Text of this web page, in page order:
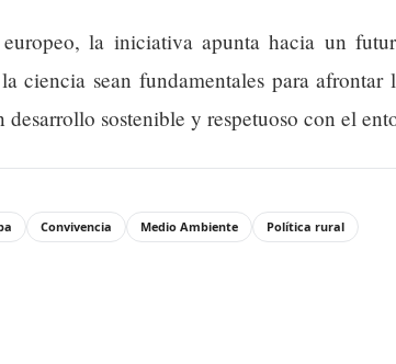
la iniciativa apunta hacia un
ciencia sean fundamentales para afrontar
sostenible y respetuoso con el
Convivencia Medio Ambiente Política rural